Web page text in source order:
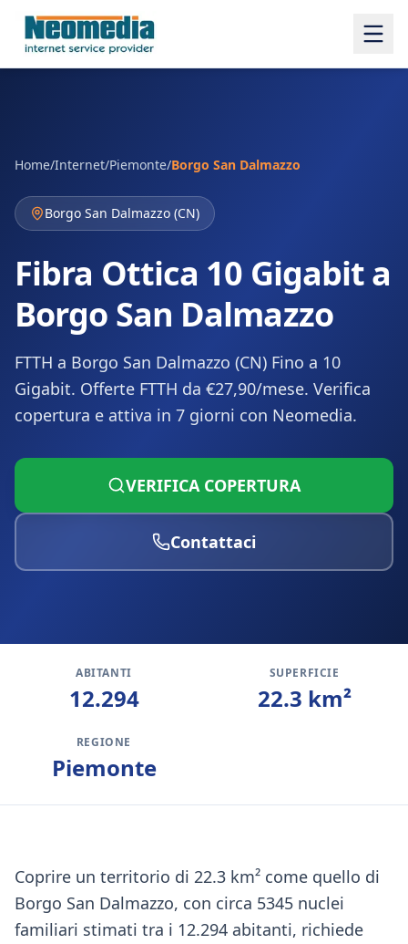
Home/Internet/Piemonte/Borgo San Dalmazzo
Borgo San Dalmazzo (CN)
Fibra Ottica 10 Gigabit a
Borgo San Dalmazzo
FTTH a Borgo San Dalmazzo (CN) Fino a 10
Gigabit. Offerte FTTH da €27,90/mese. Verifica
copertura e attiva in 7 giorni con Neomedia.
VERIFICA COPERTURA
Contattaci
ABITANTI
12.294
SUPERFICIE
22.3 km²
REGIONE
Piemonte
Coprire un territorio di 22.3 km² come quello di
Borgo San Dalmazzo, con circa 5345 nuclei
familiari stimati tra i 12.294 abitanti, richiede